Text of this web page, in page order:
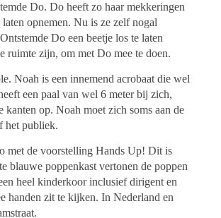
Do. Do heeft zo haar mekkeringen
opnemen. Nu is ze zelf nogal
Do een beetje los te laten
ruimte zijn, om met Do mee te doen.
Noah is een innemend acrobaat die wel
een paal van wel 6 meter bij zich,
op. Noah moet zich soms aan de
het publiek.
met de voorstelling Hands Up! Dit is
blauwe poppenkast vertonen de poppen
heel kinderkoor inclusief dirigent en
handen zit te kijken. In Nederland en